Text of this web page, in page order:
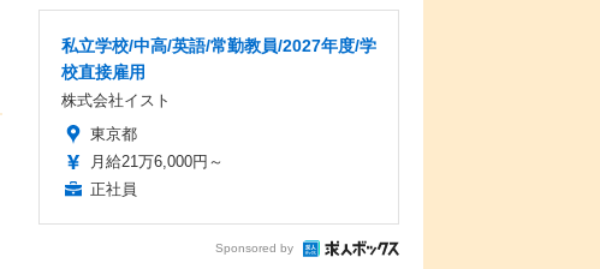
私立学校/中高/英語/常勤教員/2027年度/学
校直接雇用
株式会社イスト
東京都
月給21万6,000円～
正社員
Sponsored by